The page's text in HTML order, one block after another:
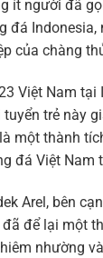
ít người đã
đá
của chàng
Việt Nam
trẻ này
một thành
đá Việt Nam
Arel, bên
đã để lại một
nhường